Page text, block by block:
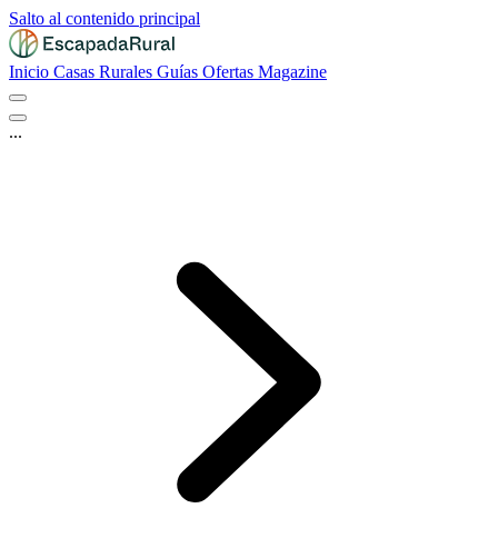
Salto al contenido principal
Inicio Casas Rurales Guías Ofertas Magazine
...